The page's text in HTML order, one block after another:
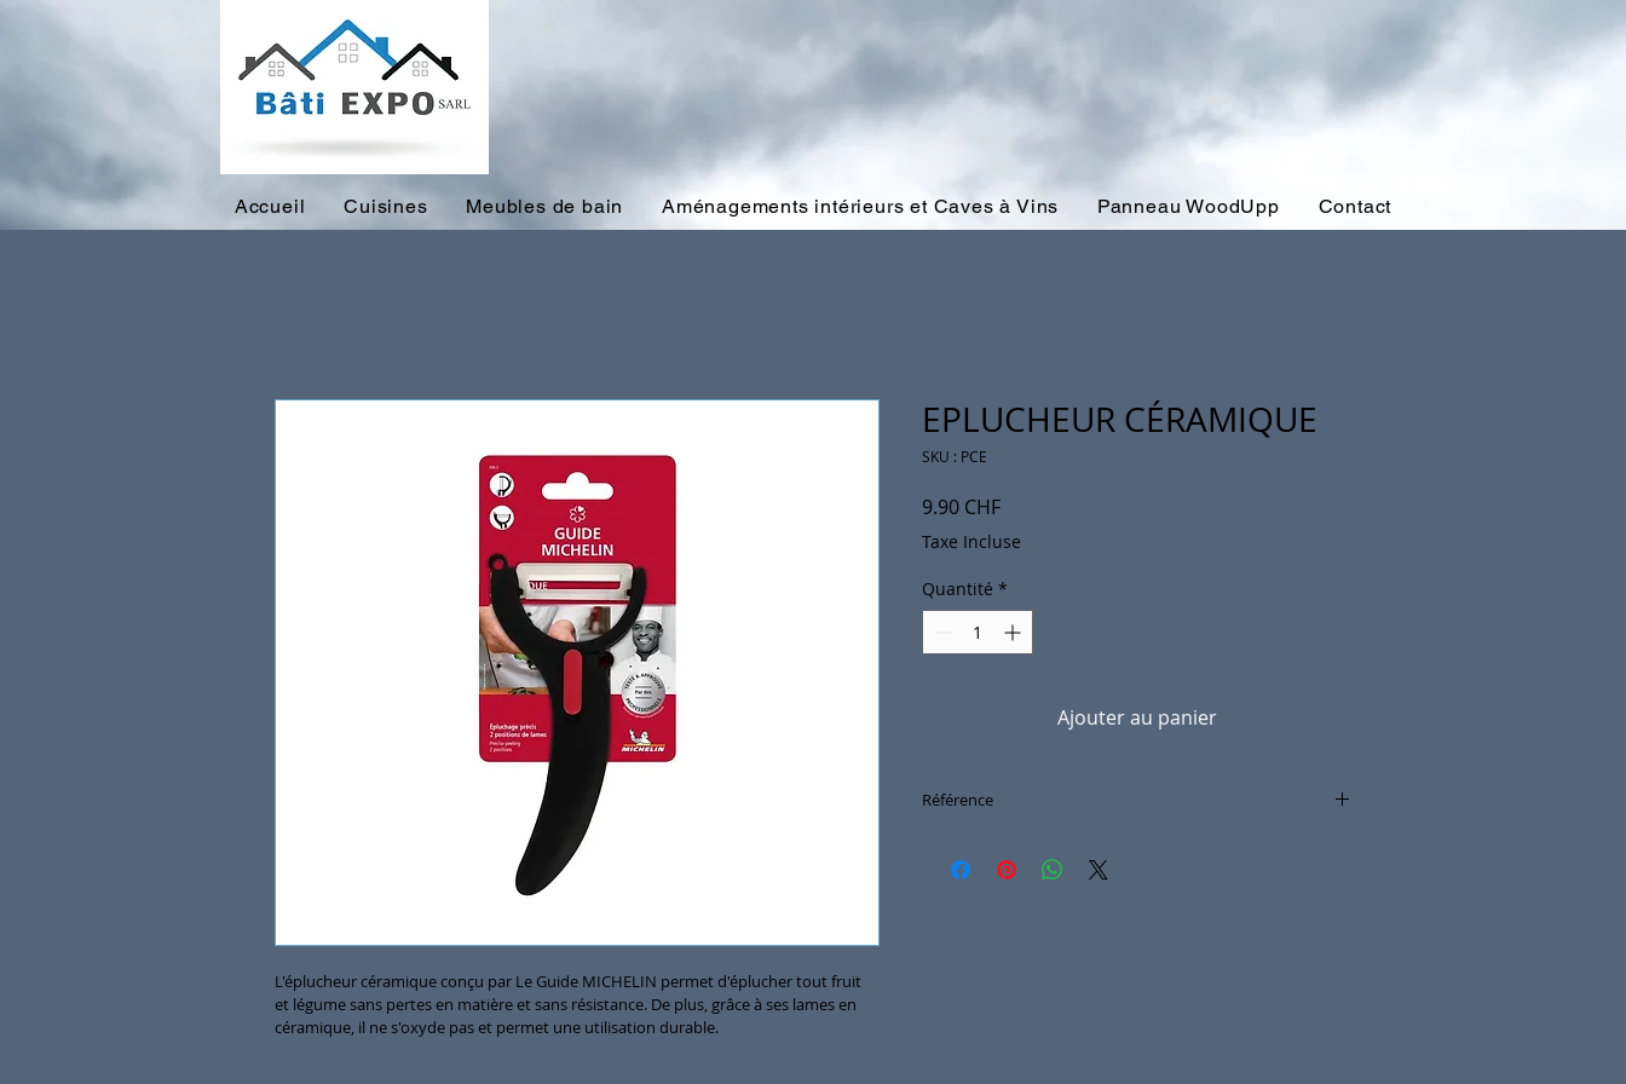
Accueil Cuisines Meubles de bain Aménagements intérieurs et Caves à Vins Panneau WoodUpp Contact
L'éplucheur céramique conçu par Le Guide MICHELIN permet d'éplucher tout fruit
et légume sans pertes en matière et sans résistance. De plus, grâce à ses lames en
céramique, il ne s'oxyde pas et permet une utilisation durable.
EPLUCHEUR CÉRAMIQUE
SKU : PCE
9.90 CHFPrix
Taxe Incluse
Quantité *
Ajouter au panier
Référence